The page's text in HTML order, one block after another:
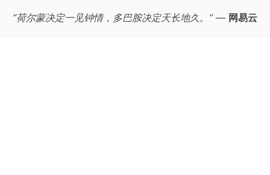
“荷尔蒙决定一见钟情，多巴胺决定天长地久。”— 网易云